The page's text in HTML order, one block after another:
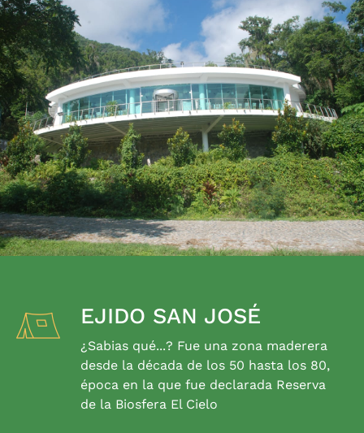
EJIDO SAN JOSÉ
¿Sabias qué...? Fue una zona maderera
desde la década de los 50 hasta los 80,
época en la que fue declarada Reserva
de la Biosfera El Cielo